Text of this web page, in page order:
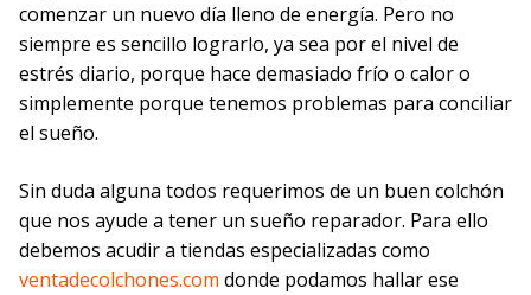
comenzar un nuevo día lleno de energía. Pero no
siempre es sencillo lograrlo, ya sea por el nivel de
estrés diario, porque hace demasiado frío o calor o
simplemente porque tenemos problemas para conciliar
el sueño.
Sin duda alguna todos requerimos de un buen colchón
que nos ayude a tener un sueño reparador. Para ello
debemos acudir a tiendas especializadas como
ventadecolchones.com donde podamos hallar ese